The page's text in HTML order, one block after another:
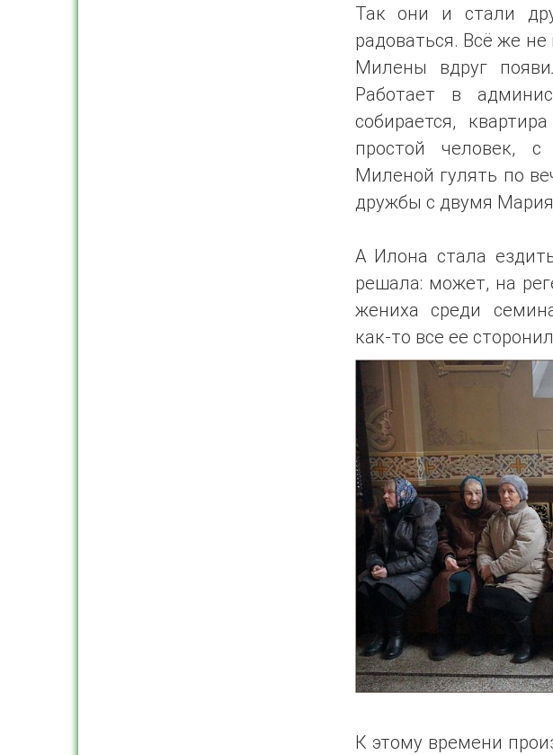
Так они и стали
радоваться. Всё же
Милены вдруг
Работает в
собирается,
простой человек,
Миленой гулять по
дружбы с двумя
А Илона стала
решала: может, на
жениха среди
как-то все ее
К этому времени